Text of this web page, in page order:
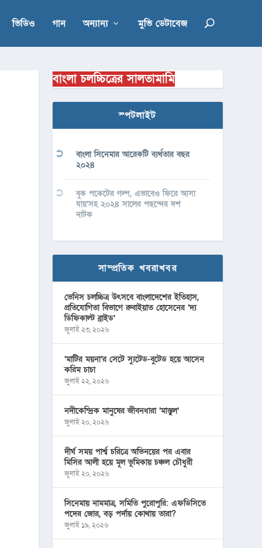
ভিডিও গান অন্যান্য মুভি ডেটাবেজ
বাংলা চলচ্চিত্রের সালতামামি
স্পটলাইট
বাংলা সিনেমার আরেকটি ব্যর্থতার বছর
২০২৪
বুক পকেটের গল্প, এভাবেও ফিরে আসা
যায়’সহ ২০২৪ সালের পছন্দের দশ
নাটক
সাম্প্রতিক খবরাখবর
ভেনিস চলচ্চিত্র উৎসবে বাংলাদেশের ইতিহাস,
প্রতিযোগিতা বিভাগে রুবাইয়াত হোসেনের ‘দ্য
ডিফিকাল্ট ব্রাইড’
জুলাই ২৩, ২০২৬
‘মাটির ময়না’র সেটে স্যুটেড-বুটেড হয়ে আসেন
করিম চাচা
জুলাই ২২, ২০২৬
নদীকেন্দ্রিক মানুষের জীবনধারা ‘মাস্তুল’
জুলাই ২০, ২০২৬
দীর্ঘ সময় পার্শ্ব চরিত্রে অভিনয়ের পর এবার
মিসির আলী হয়ে মূল ভূমিকায় চঞ্চল চৌধুরী
জুলাই ২০, ২০২৬
সিনেমায় নামমাত্র, সমিতি পুরোপুরি: এফডিসিতে
পদের জোর, বড় পর্দায় কোথায় তারা?
জুলাই ১৯, ২০২৬